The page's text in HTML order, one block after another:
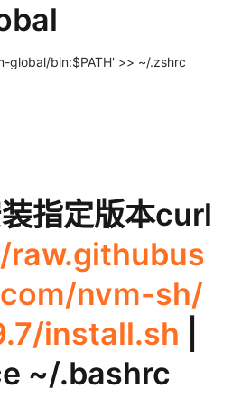
global/bin:$PATH' >> ~/.zshrc
指定版本curl
nvm-sh/
install.sh
~/.bashrc